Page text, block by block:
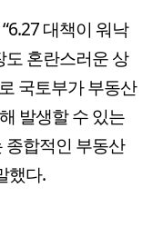
대책이 워낙
혼란스러운 상
국토부가 부동산
발생할 수 있는
종합적인 부동산
했다.